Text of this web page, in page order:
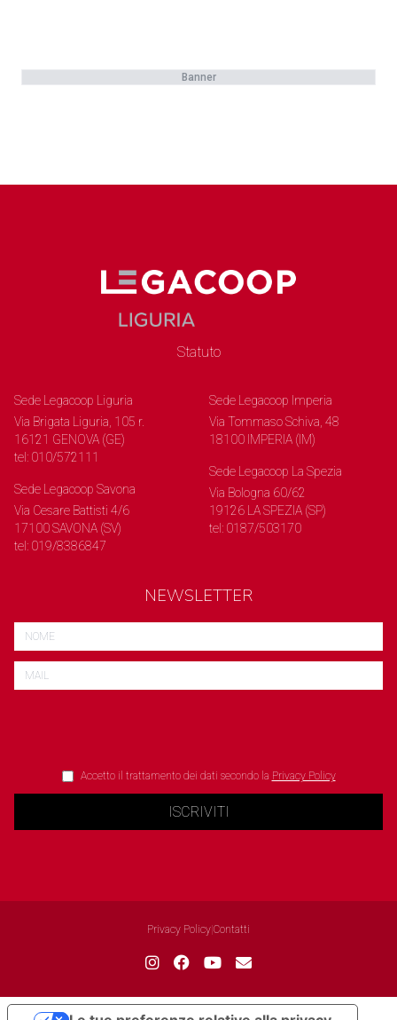
Banner
Statuto
Sede Legacoop Liguria
Via Brigata Liguria, 105 r.
16121 GENOVA (GE)
tel: 010/572111
Sede Legacoop Savona
Via Cesare Battisti 4/6
17100 SAVONA (SV)
tel: 019/8386847
Sede Legacoop Imperia
Via Tommaso Schiva, 48
18100 IMPERIA (IM)
Sede Legacoop La Spezia
Via Bologna 60/62
19126 LA SPEZIA (SP)
tel: 0187/503170
NEWSLETTER
Accetto il trattamento dei dati secondo la Privacy Policy
ISCRIVITI
Privacy Policy Contatti